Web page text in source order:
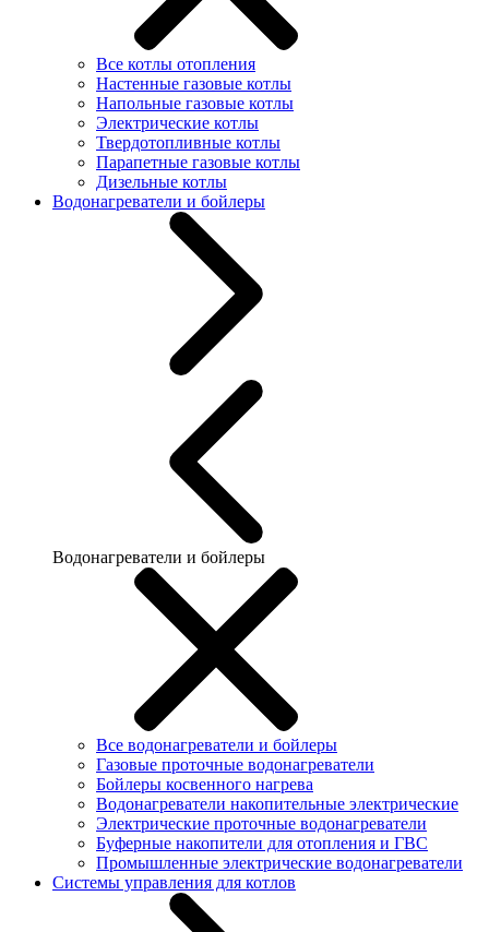
Все котлы отопления
Настенные газовые котлы
Напольные газовые котлы
Электрические котлы
Твердотопливные котлы
Парапетные газовые котлы
Дизельные котлы
Водонагреватели и бойлеры
Водонагреватели и бойлеры
Все водонагреватели и бойлеры
Газовые проточные водонагреватели
Бойлеры косвенного нагрева
Водонагреватели накопительные электрические
Электрические проточные водонагреватели
Буферные накопители для отопления и ГВС
Промышленные электрические водонагреватели
Системы управления для котлов